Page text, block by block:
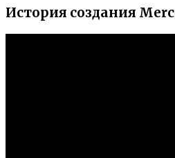
История создания